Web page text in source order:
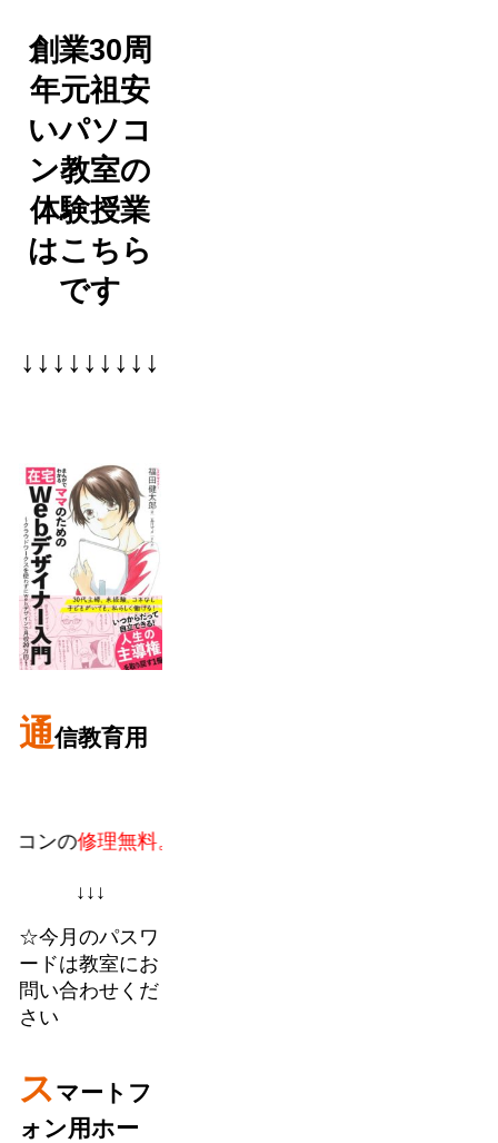
創業30周
年元祖安
いパソコ
ン教室の
体験授業
はこちら
です
↓↓↓↓↓↓↓↓↓
通信教育用
理無料。教室での個人授業に加えてフランチャイズ
↓↓↓
☆今月のパスワ
ードは教室にお
問い合わせくだ
さい
スマートフ
ォン用ホー